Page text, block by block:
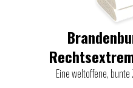
Eine weltoffene,